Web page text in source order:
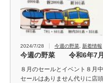
2024/7/28 今週の野菜 新着情報
今週の野菜 令和6年7月
８月のセールとイベント８月
セールはありません代りに店